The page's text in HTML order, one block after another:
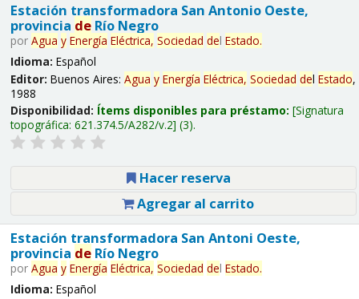
Estación transformadora San Antonio Oeste,
provincia deRío Negro
por Agua y Energía Eléctrica, Sociedad del Estado.
Idioma: Español
Editor: Buenos Aires: Agua y Energía Eléctrica, Sociedad del Estado,
1988
Disponibilidad: Ítems disponibles para préstamo: Signatura
topográfica: 621.374.5/A282/v.2 (3).
Hacer reserva
Agregar al carrito
Estación transformadora San Antoni Oeste,
provincia deRío Negro
por Agua y Energía Eléctrica, Sociedad del Estado.
Idioma: Español